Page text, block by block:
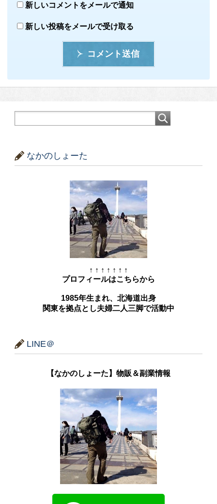
新しいコメントをメールで通知
新しい投稿をメールで受け取る
コメント送信
なかのしょーた
↑ ↑ ↑ ↑ ↑ ↑ ↑
プロフィールはこちらから
1985年生まれ、北海道出身
関東を拠点とし夫婦二人三脚で活動中
LINE＠
【なかのしょーた】物販＆副業情報